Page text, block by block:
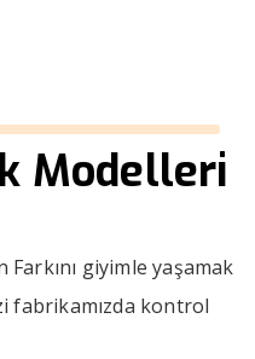
Modelleri
Farkını giyimle yaşamak
fabrikamızda kontrol